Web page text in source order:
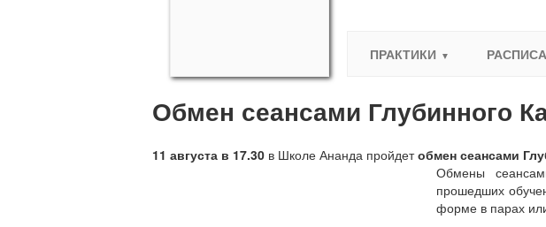
ПРАКТИКИ
Обмен сеансами Глубинного
11 августа в 17.30 в Школе Ананда пройдетобмен сеансами
Обмены
прошедших
форме в парах